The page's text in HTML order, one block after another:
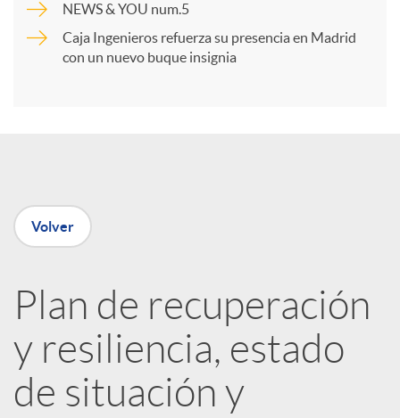
t
e
n
R
e
NEWS & YOU num.5
Caja Ingenieros refuerza su presencia en Madrid
con un nuevo buque insignia
Volver
Plan de recuperación
y resiliencia, estado
de situación y